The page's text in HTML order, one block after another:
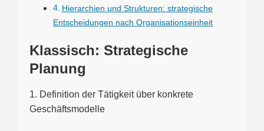
Hierarchien und Strukturen: strategische
Entscheidungen nach Organisationseinheit
Klassisch: Strategische
Planung
1. Definition der Tätigkeit über konkrete
Geschäftsmodelle